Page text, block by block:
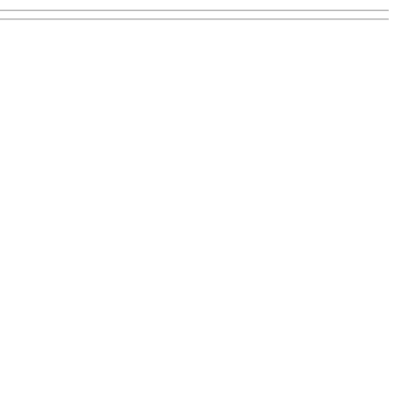
Ils permettent de piloter l’activité tout en optimisant les process au
dès les premières années d’activité.
: développement, animation, achats & partenariats,
sécuriser la croissance.
dans un cadre structurant et valorisant. Par leur engagement, ils